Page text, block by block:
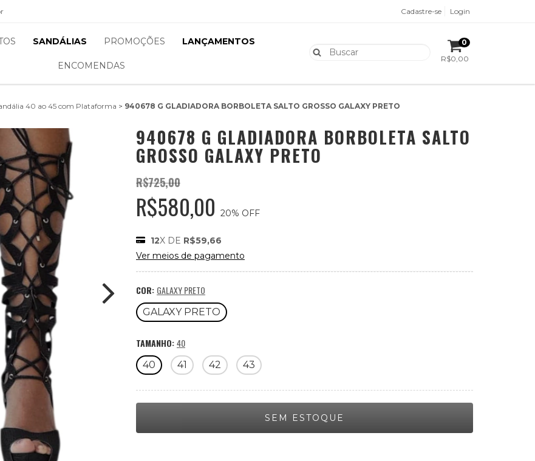
Cadastre-se Login
SANDÁLIAS PROMOÇÕES LANÇAMENTOS
ENCOMENDAS
0
R$0,00
40 ao 45 com Plataforma > 940678 G GLADIADORA BORBOLETA SALTO GROSSO GALAXY PRETO
940678 G GLADIADORA BORBOLETA SALTO
GROSSO GALAXY PRETO
R$725,00
R$580,00 20% OFF
12X DE R$59,66
Ver meios de pagamento
COR: GALAXY PRETO
GALAXY PRETO
TAMANHO:40
40 41 42 43